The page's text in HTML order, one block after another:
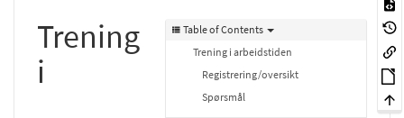
Table of Contents
Trening i arbeidstiden
Registrering/oversikt
Spørsmål
Trening
i